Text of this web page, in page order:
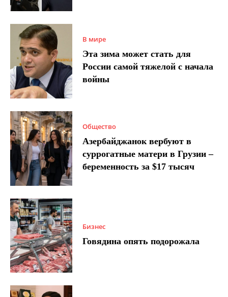
В мире
Эта зима может стать для
России самой тяжелой с начала
войны
Общество
Азербайджанок вербуют в
суррогатные матери в Грузии –
беременность за $17 тысяч
Бизнес
Говядина опять подорожала